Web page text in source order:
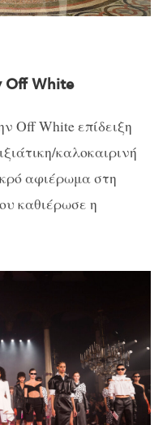
Off White
Off White επίδειξη
καλοκαιρινή
αφιέρωμα στη
καθιέρωσε η